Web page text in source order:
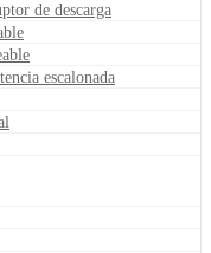
de descarga
escalonada